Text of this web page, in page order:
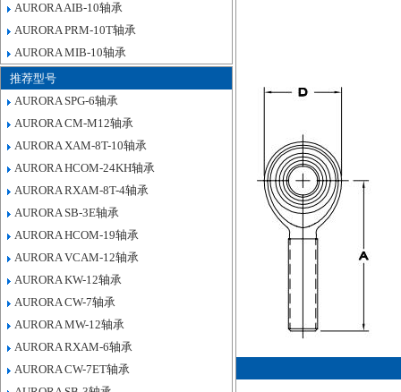
AURORA AIB-10轴承
AURORA PRM-10T轴承
AURORA MIB-10轴承
推荐型号
AURORA SPG-6轴承
AURORA CM-M12轴承
AURORA XAM-8T-10轴承
AURORA HCOM-24KH轴承
AURORA RXAM-8T-4轴承
AURORA SB-3E轴承
AURORA HCOM-19轴承
AURORA VCAM-12轴承
AURORA KW-12轴承
AURORA CW-7轴承
AURORA MW-12轴承
AURORA RXAM-6轴承
AURORA CW-7ET轴承